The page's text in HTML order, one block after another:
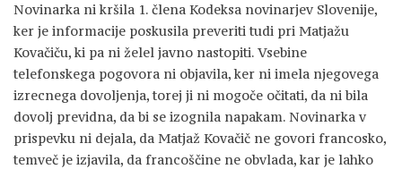
Novinarka ni kršila 1. člena Kodeksa novinarjev Slovenije,
ker je informacije poskusila preveriti tudi pri Matjažu
Kovačiču, ki pa ni želel javno nastopiti. Vsebine
telefonskega pogovora ni objavila, ker ni imela njegovega
izrecnega dovoljenja, torej ji ni mogoče očitati, da ni bila
dovolj previdna, da bi se izognila napakam. Novinarka v
prispevku ni dejala, da Matjaž Kovačič ne govori francosko,
temveč je izjavila, da francoščine ne obvlada, kar je lahko